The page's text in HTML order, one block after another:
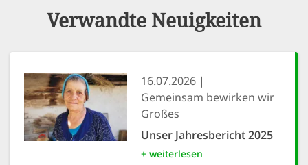
Verwandte Neuigkeiten
16.07.2026
Gemeinsam bewirken wir
Großes
Unser Jahresbericht 2025
+ weiterlesen